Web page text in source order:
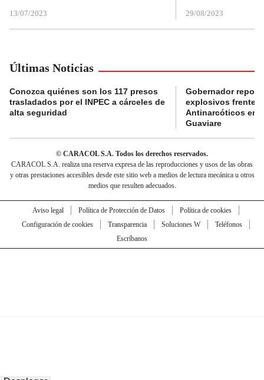
13/07/2023 29/08/2023
Últimas Noticias
Conozca quiénes son los 117 presos
trasladados por el INPEC a cárceles de
alta seguridad
Gobernador
explosivos frente a
Antinarcóticos en
Guaviare
© CARACOL S.A. Todos los derechos reservados.
CARACOL S.A. realiza una reserva expresa de las reproducciones y usos de las obras
y otras prestaciones accesibles desde este sitio web a medios de lectura mecánica u otros
medios que resulten adecuados.
Aviso legal Política de Protección de Datos
Política de cookies
Configuración de cookies
Transparencia Soluciones W
Teléfonos
Escríbanos